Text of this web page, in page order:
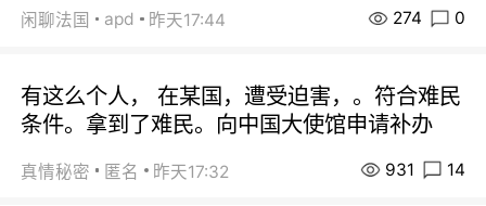
闲聊法国 apd 昨天17:44 274 0
有这么个人， 在某国，遭受迫害，。符合难民
条件。拿到了难民。向中国大使馆申请补办
真情秘密 匿名 昨天17:32 931 14